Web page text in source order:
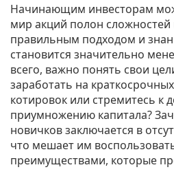
Начинающим инвесторам
мир акций полон
правильным подходом и
становится значительно
всего, важно понять свои
заработать на
котировок или стремитесь к
приумножению капитала?
новичков заключается в
что мешает им
преимуществами, которые